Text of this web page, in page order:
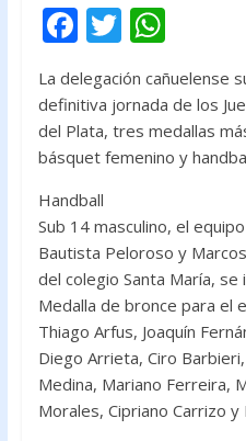
F
ac
e
b
o
o
k
T
w
itt
er
W
at
s
A
p
La delegación cañuelense
definitiva jornada de los
del Plata, tres medallas
básquet femenino y
Handball
Sub 14 masculino, el
Bautista Peloroso y
del colegio Santa María,
Medalla de bronce para el
Thiago Arfus, Joaquín
Diego Arrieta, Ciro
Medina, Mariano Ferreira,
Morales, Cipriano Carrizo y